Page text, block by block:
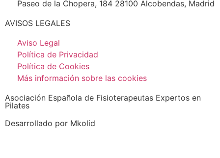
Paseo de la Chopera, 184 28100 Alcobendas, Madrid
AVISOS LEGALES
Aviso Legal
Política de Privacidad
Política de Cookies
Más información sobre las cookies
Asociación Española de Fisioterapeutas Expertos en
Pilates
Desarrollado por Mkolid